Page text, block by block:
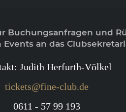
Buchungsanfragen und
Events an das
Judith Herfurth-Völkel
tickets@fine-club.de
0611 - 57 99 193